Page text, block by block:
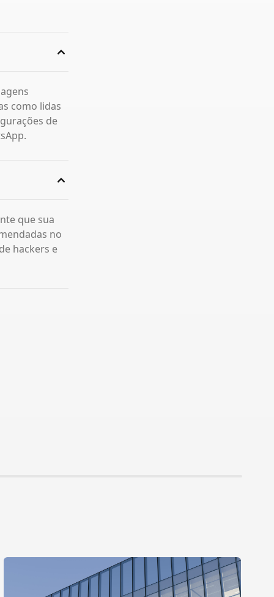
como lidas
de
que sua
no
hackers e